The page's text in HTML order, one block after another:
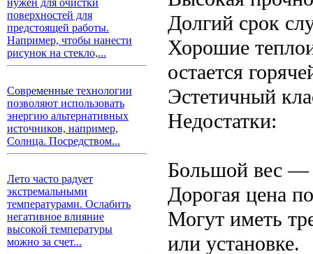
нужен для очистки
поверхностей для
предстоящей работы.
Например, чтобы нанести
рисунок на стекло,...
Современные технологии
позволяют использовать
энергию альтернативных
источников, например,
Солнца. Посредством...
Лето часто радует
экстремальными
температурами. Ослабить
негативное влияние
высокой температуры
можно за счет...
Долгий срок
Хорошие
остается
Эстетичный
Недостатки:
Большой вес —
Дорогая цена
Могут иметь
или установке.